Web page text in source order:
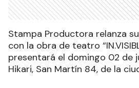
Stampa Productora relanza
con la obra de teatro
presentará el domingo 02 de
Hikari, San Martín 84, de la